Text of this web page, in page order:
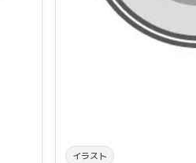
イラスト